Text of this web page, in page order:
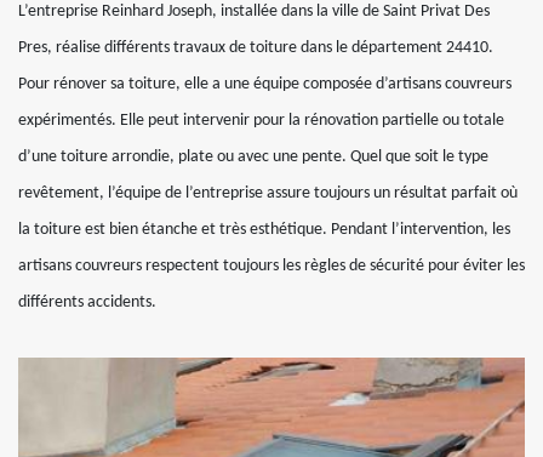
L’entreprise Reinhard Joseph, installée dans la ville de Saint Privat Des
Pres, réalise différents travaux de toiture dans le département 24410.
Pour rénover sa toiture, elle a une équipe composée d’artisans couvreurs
expérimentés. Elle peut intervenir pour la rénovation partielle ou totale
d’une toiture arrondie, plate ou avec une pente. Quel que soit le type
revêtement, l’équipe de l’entreprise assure toujours un résultat parfait où
la toiture est bien étanche et très esthétique. Pendant l’intervention, les
artisans couvreurs respectent toujours les règles de sécurité pour éviter les
différents accidents.